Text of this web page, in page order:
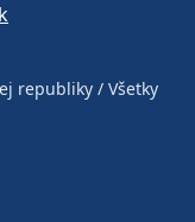
republiky / Všetky